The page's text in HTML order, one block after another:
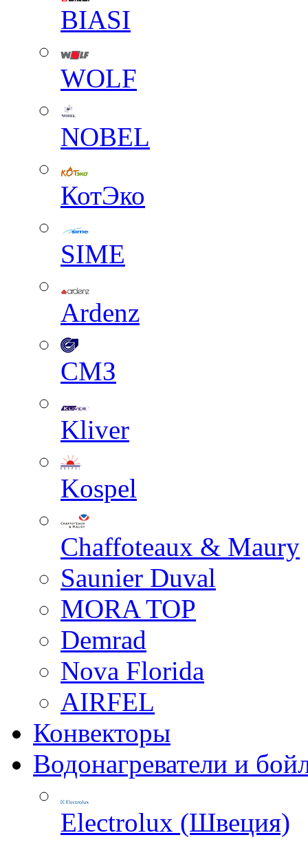
BIASI
WOLF
NOBEL
КотЭко
SIME
Ardenz
СМЗ
Kliver
Kospel
Chaffoteaux & Maury
Saunier Duval
MORA TOP
Demrad
Nova Florida
AIRFEL
Конвекторы
Водонагреватели и
Electrolux (Швеция)